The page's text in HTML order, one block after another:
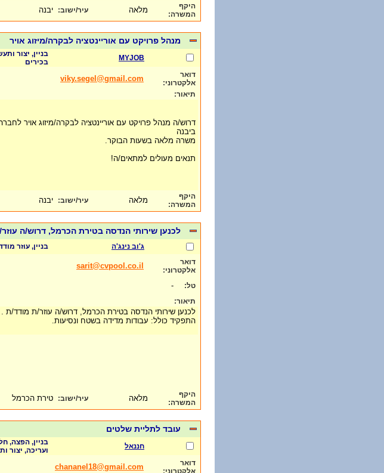
היקף
המשרה:
מלאה עיר/ישוב: יבנה
מנהל פרויקט עם אוריינטציה לבקרה/מיזוג אויר
MYJOB
בניין, יצור
בכירים
דואר
אלקטרוני:
viky.segel@gmail.com
תיאור:
דרוש/ה מנהל פרויקט עם אוריינטציה לבקרה/מיזוג אויר
ביבנה
משרה מלאה בשעות הבוקר.
תנאים מעולים למתאים/ה!
היקף
המשרה:
מלאה עיר/ישוב: יבנה
לכנען שירותי הנדסה בטירת הכרמל, דרוש/ה
ג'וב נינג'ה בניין, עוזר
דואר
אלקטרוני:
sarit@cvpool.co.il
טל: -
תיאור:
לכנען שירותי הנדסה בטירת הכרמל, דרוש/ה עוזר/ת מודד/ת .
התפקיד כולל: עבודות מדידה בשטח ונסיעות.
היקף
המשרה:
מלאה עיר/ישוב: טירת הכרמל
עובד לתליית שלטים
חננאל
בניין, הפצה,
ועריכה, יצור
דואר
אלקטרוני:
chananel18@gmail.com